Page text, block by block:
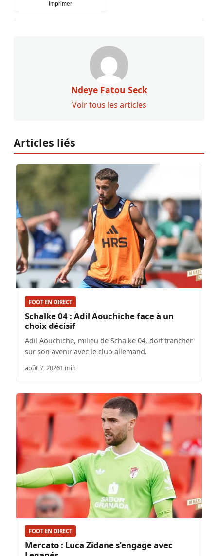
Imprimer
Ndeye Fatou Seck
Voir tous les articles
Articles liés
FOOT EN DIRECT
Schalke 04 : Adil Aouchiche face à un
choix décisif
Adil Aouchiche, milieu de Schalke 04, doit trancher
sur son avenir avec le club allemand.
août 7, 20261 min
FOOT EN DIRECT
Mercato : Luca Zidane s’engage avec